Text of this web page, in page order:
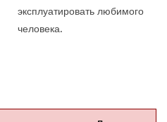
эксплуатировать любимого
человека.